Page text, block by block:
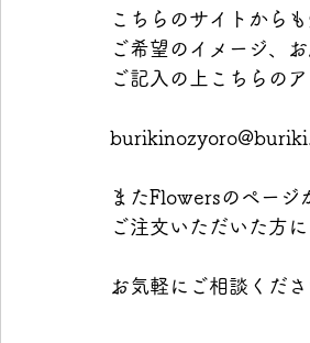
こちらのサイトから
ご希望のイメージ、
ご記入の上こちらの
またFlowersのペー
ご注文いただいた方
お気軽にご相談くださ